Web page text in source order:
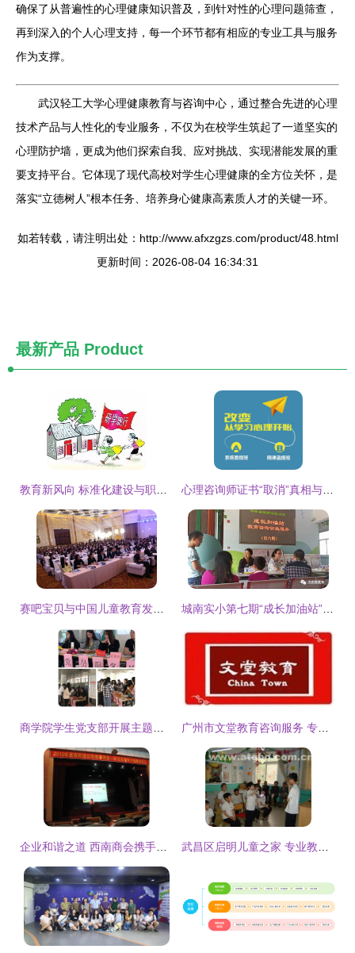
确保了从普遍性的心理健康知识普及，到针对性的心理问题筛查，
再到深入的个人心理支持，每一个环节都有相应的专业工具与服务
作为支撑。
武汉轻工大学心理健康教育与咨询中心，通过整合先进的心理
技术产品与人性化的专业服务，不仅为在校学生筑起了一道坚实的
心理防护墙，更成为他们探索自我、应对挑战、实现潜能发展的重
要支持平台。它体现了现代高校对学生心理健康的全方位关怀，是
落实“立德树人”根本任务、培养身心健康高素质人才的关键一环。
如若转载，请注明出处：http://www.afxzgzs.com/product/48.html
更新时间：2026-08-04 16:34:31
最新产品 Product
教育新风向 标准化建设与职教改革齐头并进——一周教育资讯盘点 心理咨询师证书“取消”真相与行业未来展望 教育咨询服务的价值凸显
赛吧宝贝与中国儿童教育发展服务中心达成战略合作，共绘儿童教育服务新蓝图 城南实小第七期“成长加油站” 教育咨询公益服务，点亮孩子未来
商学院学生党支部开展主题教育咨询服务活动，助力学生成长成才 广州市文堂教育咨询服务 专业引领，点亮教育之路
企业和谐之道 西南商会携手宇翔教育共筑公民修养课堂 武昌区启明儿童之家 专业教育咨询服务，热卖促销开启